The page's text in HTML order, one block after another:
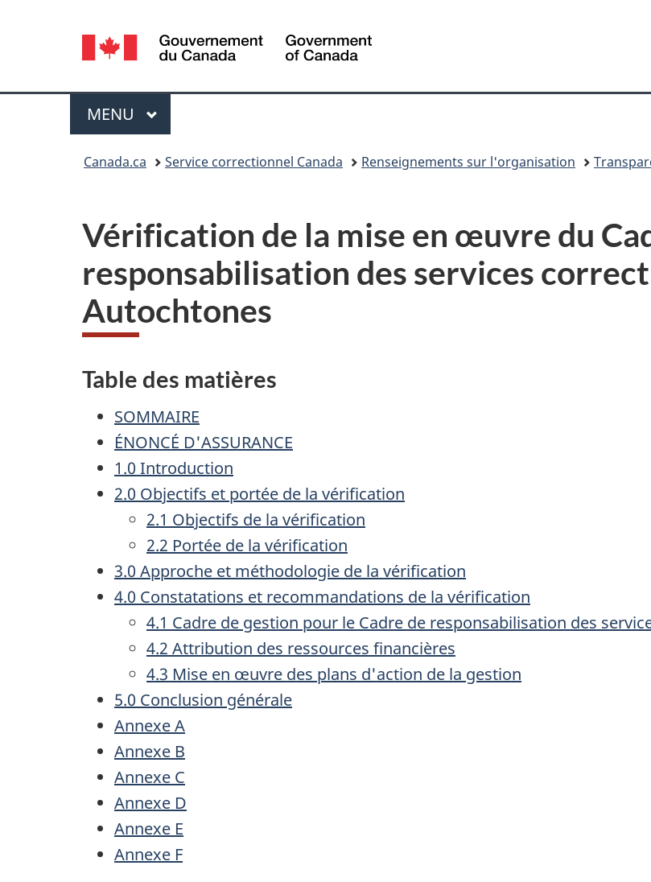
sujet
HTML
Sélection
de
la
langue
Canada
Menu
MENU PRINCIPAL
Canada.ca Service correctionnel Canada Renseignements sur l'organisation
Vérification de la mise en œuvre du
responsabilisation des services
Autochtones
Table des matières
SOMMAIRE
ÉNONCÉ D'ASSURANCE
1.0 Introduction
2.0 Objectifs et portée de la vérification
2.1 Objectifs de la vérification
2.2 Portée de la vérification
3.0 Approche et méthodologie de la vérification
4.0 Constatations et recommandations de la vérification
4.1 Cadre de gestion pour le Cadre de responsabilisation des
4.2 Attribution des ressources financières
4.3 Mise en œuvre des plans d'action de la gestion
5.0 Conclusion générale
Annexe A
Annexe B
Annexe C
Annexe D
Annexe E
Annexe F